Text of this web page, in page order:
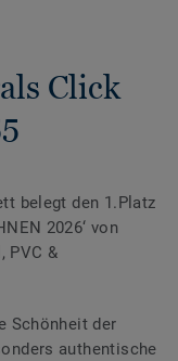
Click
belegt den 1.Platz
2026‘ von
PVC &
Schönheit der
authentische